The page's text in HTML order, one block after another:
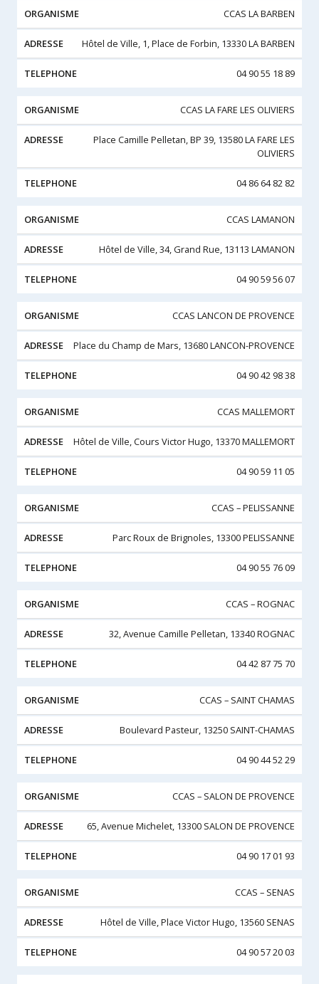
CCAS LA BARBEN
Hôtel de Ville, 1, Place de Forbin, 13330 LA BARBEN
04 90 55 18 89
CCAS LA FARE LES OLIVIERS
Place Camille Pelletan, BP 39, 13580 LA FARE LES
OLIVIERS
04 86 64 82 82
CCAS LAMANON
Hôtel de Ville, 34, Grand Rue, 13113 LAMANON
04 90 59 56 07
CCAS LANCON DE PROVENCE
Place du Champ de Mars, 13680 LANCON-PROVENCE
04 90 42 98 38
CCAS MALLEMORT
Hôtel de Ville, Cours Victor Hugo, 13370 MALLEMORT
04 90 59 11 05
CCAS – PELISSANNE
Parc Roux de Brignoles, 13300 PELISSANNE
04 90 55 76 09
CCAS – ROGNAC
32, Avenue Camille Pelletan, 13340 ROGNAC
04 42 87 75 70
CCAS – SAINT CHAMAS
Boulevard Pasteur, 13250 SAINT-CHAMAS
04 90 44 52 29
CCAS – SALON DE PROVENCE
65, Avenue Michelet, 13300 SALON DE PROVENCE
04 90 17 01 93
CCAS – SENAS
Hôtel de Ville, Place Victor Hugo, 13560 SENAS
04 90 57 20 03